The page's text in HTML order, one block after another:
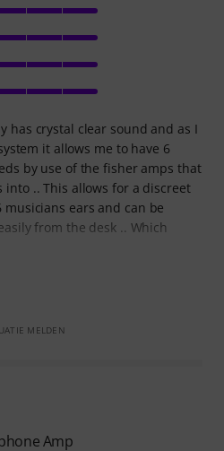
has crystal clear sound and as I
it allows me to have 6
by use of the fisher amps that
.. This allows for a discreet
ears and can be
from the desk .. Which
MELDEN
Amp